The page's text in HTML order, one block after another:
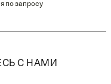
по запросу
С НАМИ